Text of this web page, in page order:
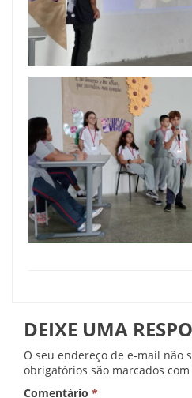
DEIXE UMA
O seu endereço de e-mail não
obrigatórios são marcados com
Comentário *